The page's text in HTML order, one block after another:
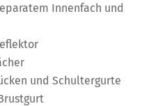
Innenfach und
und Schultergurte